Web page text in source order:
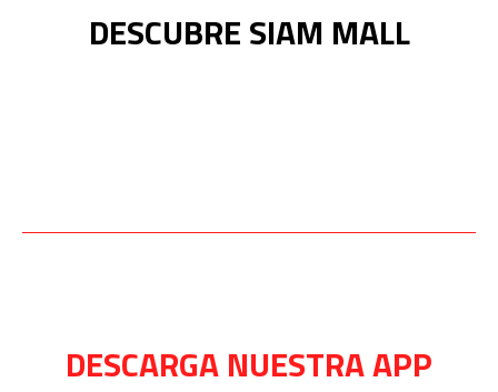
DESCUBRE SIAM MALL
DESCARGA NUESTRA APP